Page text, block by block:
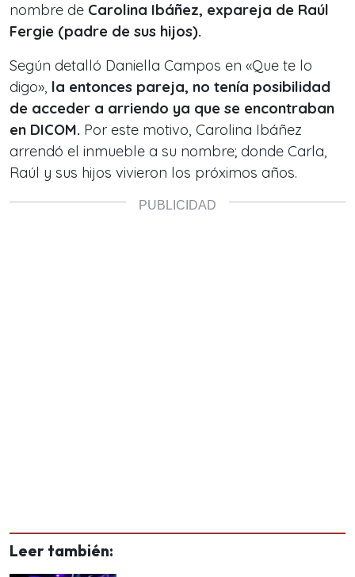
nombre de Carolina Ibáñez, expareja de Raúl
Fergie (padre de sus hijos).
Según detalló Daniella Campos en «Que te lo
digo», la entonces pareja, no tenía posibilidad
de acceder a arriendo ya que se encontraban
en DICOM. Por este motivo, Carolina Ibáñez
arrendó el inmueble a su nombre; donde Carla,
Raúl y sus hijos vivieron los próximos años.
Leer también: